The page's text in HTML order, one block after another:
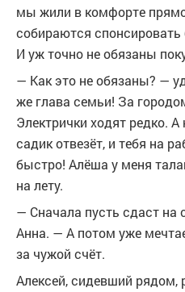
мы жили в комфорте
собираются
И уж точно не обязаны
— Как это не обязаны? —
же глава семьи! За
Электрички ходят редко.
садик отвезёт, и тебя на
быстро! Алёша у меня
на лету.
— Сначала пусть сдаст на
Анна. — А потом уже
за чужой счёт.
Алексей, сидевший рядом,